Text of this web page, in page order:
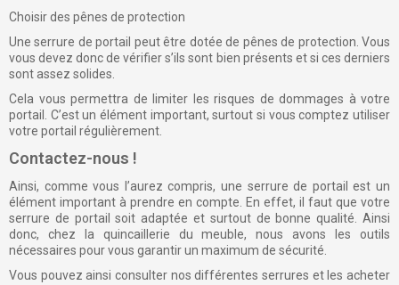
Choisir des pênes de protection
Une serrure de portail peut être dotée de pênes de protection. Vous
vous devez donc de vérifier s’ils sont bien présents et si ces derniers
sont assez solides.
Cela vous permettra de limiter les risques de dommages à votre
portail. C’est un élément important, surtout si vous comptez utiliser
votre portail régulièrement.
Contactez-nous !
Ainsi, comme vous l’aurez compris, une serrure de portail est un
élément important à prendre en compte. En effet, il faut que votre
serrure de portail soit adaptée et surtout de bonne qualité. Ainsi
donc, chez la quincaillerie du meuble, nous avons les outils
nécessaires pour vous garantir un maximum de sécurité.
Vous pouvez ainsi consulter nos différentes serrures et les acheter